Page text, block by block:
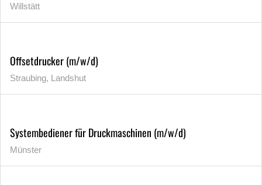
Willstätt
Offsetdrucker (m/w/d)
Straubing, Landshut
Systembediener für Druckmaschinen (m/w/d)
Münster